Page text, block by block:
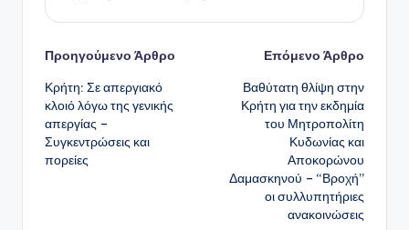
Πλοήγηση
δημοσιεύσεων
Προηγούμενο Άρθρο
Κρήτη: Σε απεργιακό
κλοιό λόγω της γενικής
απεργίας –
Συγκεντρώσεις και
πορείες
Επόμενο Άρθρο
Βαθύτατη θλίψη στην
Κρήτη για την εκδημία
του Μητροπολίτη
Κυδωνίας και
Αποκορώνου
Δαμασκηνού – “Βροχή”
οι συλλυπητήριες
ανακοινώσεις